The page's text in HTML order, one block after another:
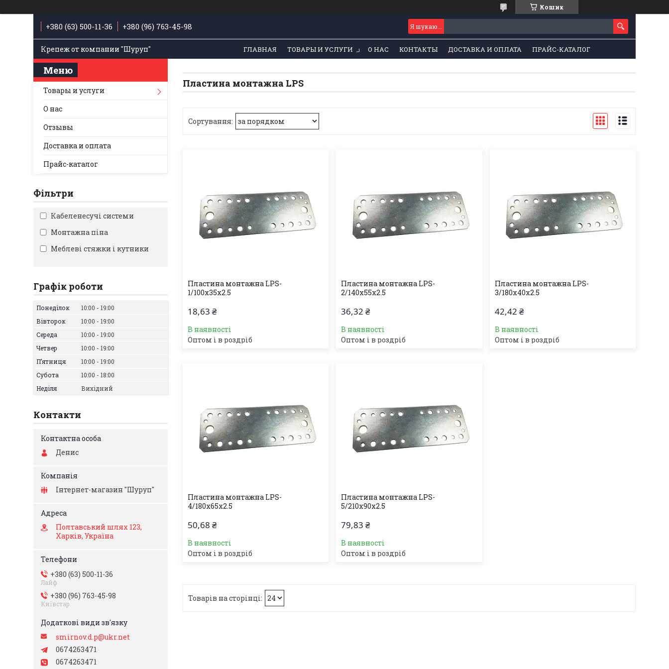
Кошик
+380 (63) 500-11-36 +380 (96) 763-45-98
Крепеж от компании "Шуруп" ГЛАВНАЯ ТОВАРЫ И УСЛУГИ О НАС КОНТАКТЫ ДОСТАВКА И ОПЛАТА ПРАЙС-КАТАЛОГ
Пластина монтажна LPS
Пластина монтажна LPS-
1/100х35х2.5
18,63 ₴
В наявності
Оптом і в роздріб
Пластина монтажна LPS-
2/140х55х2.5
36,32 ₴
В наявності
Оптом і в роздріб
Пластина монтажна LPS-
3/180х40х2.5
42,42 ₴
В наявності
Оптом і в роздріб
Пластина монтажна LPS-
4/180х65х2.5
50,68 ₴
В наявності
Оптом і в роздріб
Пластина монтажна LPS-
5/210х90х2.5
79,83 ₴
В наявності
Оптом і в роздріб
Товары и услуги
О нас
Отзывы
Доставка и оплата
Прайс-каталог
Фільтри
Кабеленесучі системи
Монтажна піна
Меблеві стяжки і кутники
Графік роботи
Понеділок 10:00
19:00
Вівторок
10:00
19:00
Середа
10:00
19:00
Четвер
10:00
19:00
Пʼятниця
10:00
19:00
Субота
10:00
18:00
Неділя
Вихідний
Контакти
Денис
Інтернет-магазин "Шуруп"
Полтавський шлях 123,
Харків, Україна
+380 (63) 500-11-36
Лайф
+380 (96) 763-45-98
Київстар
smirnov.d.p@ukr.net
0674263471
0674263471